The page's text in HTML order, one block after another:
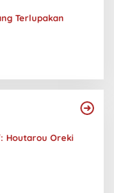
Terlupakan
Houtarou Oreki